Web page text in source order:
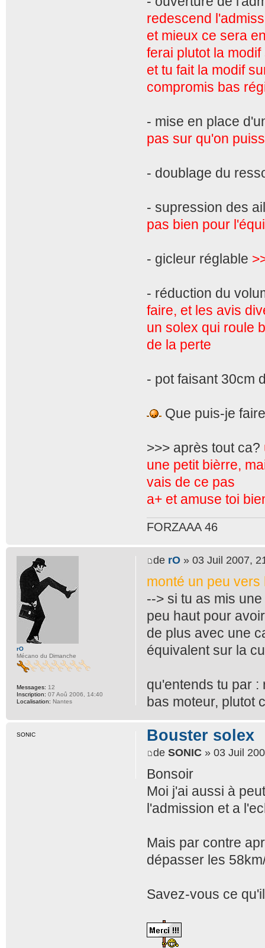
redescend
et mieux ce sera
ferai plutot la
et tu fait la modif
compromis bas
- mise en place
pas sur qu'on
- doublage du
- supression des
pas bien pour
- gicleur réglable
- réduction du
faire, et les avis
un solex qui roule
de la perte
- pot faisant 30cm
Que puis-je
>>> après tout ca?
une petit bièrre,
vais de ce pas
a+ et amuse toi
FORZAAA 46
de rO » 03 Juil 2007,
monté un peu vers
--> si tu as mis
peu haut pour
de plus avec une
équivalent sur la
qu'entends tu par
bas moteur, plutot
rO
Mécano du Dimanche
Messages: 12
Inscription: 07 Aoû 2006, 14:40
Localisation: Nantes
Bouster solex
de SONIC » 03 Juil
Bonsoir
Moi j'ai aussi à
l'admission et a
Mais par contre
dépasser les
Savez-vous ce
SONIC